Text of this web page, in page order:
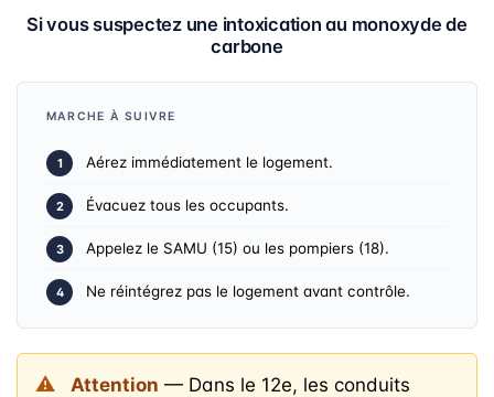
Si vous suspectez une intoxication au monoxyde de
carbone
MARCHE À SUIVRE
Aérez immédiatement le logement.
Évacuez tous les occupants.
Appelez le SAMU (15) ou les pompiers (18).
Ne réintégrez pas le logement avant contrôle.
Attention — Dans le 12e, les conduits